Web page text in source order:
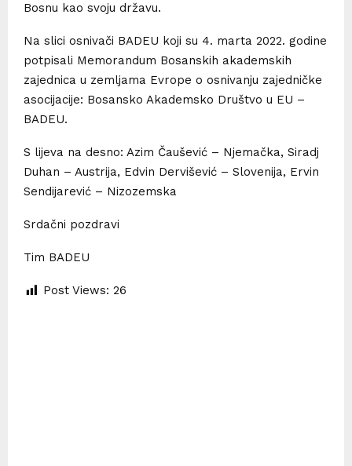
Bosnu kao svoju državu.
Na slici osnivači BADEU koji su 4. marta 2022. godine
potpisali Memorandum Bosanskih akademskih
zajednica u zemljama Evrope o osnivanju zajedničke
asocijacije: Bosansko Akademsko Društvo u EU –
BADEU.
S lijeva na desno: Azim Čaušević – Njemačka, Siradj
Duhan – Austrija, Edvin Dervišević – Slovenija, Ervin
Sendijarević – Nizozemska
Srdačni pozdravi
Tim BADEU
Post Views: 26